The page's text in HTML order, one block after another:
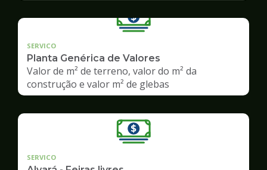
SERVICO
Planta Genérica de Valores
Valor de m² de terreno, valor do m² da
construção e valor m² de glebas
SERVICO